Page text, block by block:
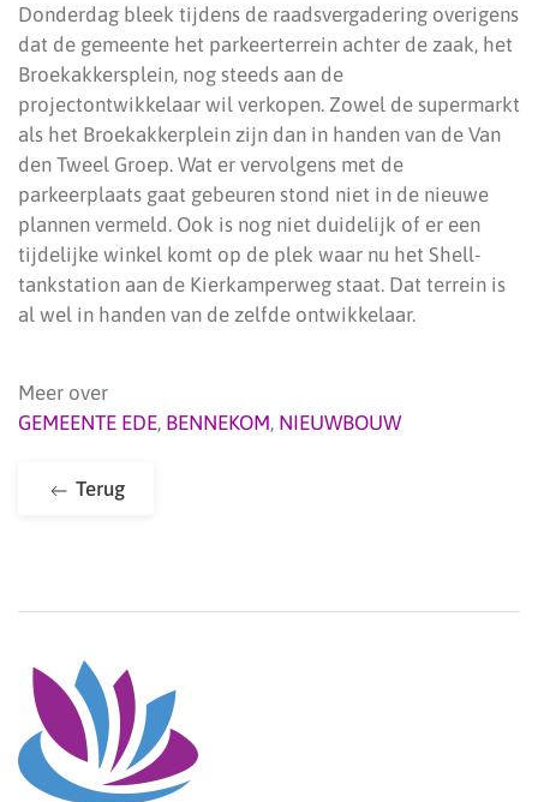
Donderdag bleek tijdens de raadsvergadering overigens
dat de gemeente het parkeerterrein achter de zaak, het
Broekakkersplein, nog steeds aan de
projectontwikkelaar wil verkopen. Zowel de supermarkt
als het Broekakkerplein zijn dan in handen van de Van
den Tweel Groep. Wat er vervolgens met de
parkeerplaats gaat gebeuren stond niet in de nieuwe
plannen vermeld. Ook is nog niet duidelijk of er een
tijdelijke winkel komt op de plek waar nu het Shell-
tankstation aan de Kierkamperweg staat. Dat terrein is
al wel in handen van de zelfde ontwikkelaar.
Meer over
GEMEENTE EDE, BENNEKOM, NIEUWBOUW
Terug